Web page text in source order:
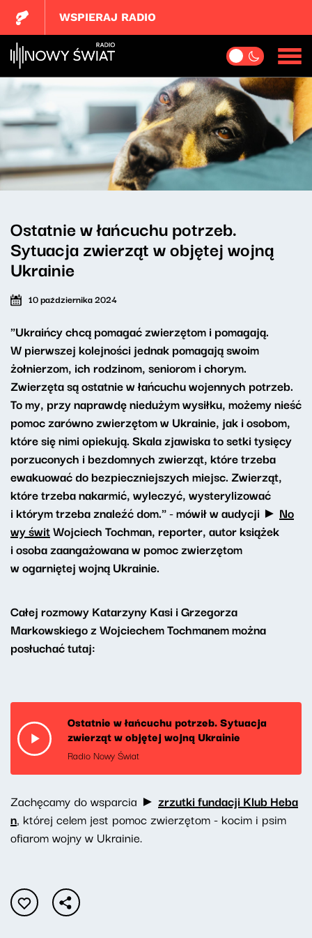
WSPIERAJ RADIO
Ostatnie w łańcuchu potrzeb.
Sytuacja zwierząt w objętej wojną
Ukrainie
10 października 2024
"Ukraińcy chcą pomagać zwierzętom i pomagają.
W pierwszej kolejności jednak pomagają swoim
żołnierzom, ich rodzinom, seniorom i chorym.
Zwierzęta są ostatnie w łańcuchu wojennych potrzeb.
To my, przy naprawdę niedużym wysiłku, możemy nieść
pomoc zarówno zwierzętom w Ukrainie, jak i osobom,
które się nimi opiekują. Skala zjawiska to setki tysięcy
porzuconych i bezdomnych zwierząt, które trzeba
ewakuować do bezpieczniejszych miejsc. Zwierząt,
które trzeba nakarmić, wyleczyć, wysterylizować
i którym trzeba znaleźć dom." - mówił w audycji ► No
wy świtWojciech Tochman, reporter, autor książek
i osoba zaangażowana w pomoc zwierzętom
w ogarniętej wojną Ukrainie.
Całej rozmowy Katarzyny Kasi i Grzegorza
Markowskiego z Wojciechem Tochmanem można
posłuchać tutaj:
Ostatnie w łańcuchu potrzeb. Sytuacja
zwierząt w objętej wojną Ukrainie
Radio Nowy Świat
Zachęcamy do wsparcia ► zrzutki fundacji Klub Heba
n, której celem jest pomoc zwierzętom - kocim i psim
ofiarom wojny w Ukrainie.